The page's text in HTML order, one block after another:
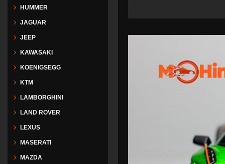
HUMMER
JAGUAR
JEEP
KAWASAKI
KOENIGSEGG
KTM
LAMBORGHINI
LAND ROVER
LEXUS
MASERATI
MAZDA